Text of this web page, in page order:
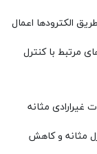
الکترودها اعمال
مرتبط با کنترل
مثانه
مثانه و کاهش